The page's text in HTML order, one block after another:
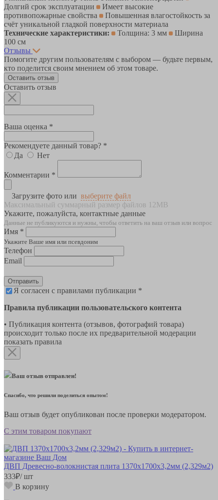
Долгий срок эксплуатации
Имеет высокие
противопожарные свойства
Повышенная влагостойкость за
счёт уникальной гладкой поверхности материала
Технические характеристики:
Толщина: 3 мм
Ширина
100 см
Отзывы
Помогите другим пользователям с выбором — будьте первым,
кто поделится своим мнением об этом товаре.
Оставить отзыв
Оставить отзыв
Ваша оценка *
Рекомендуете данный товар? *
Да
Нет
Комментарии *
Загрузите фото или выберите файл
Максимальный суммарный размер файлов 12MB
Укажите, пожалуйста, контактные данные
Данные не публикуются и нужны, чтобы ответить на ваш отзыв или вопрос
Имя *
Укажите Ваше имя или псевдоним
Телефон
Email
Отправить
Я согласен с правилами публикации *
Правила публикации пользовательского контента
• Публикация контента (отзывов, фотографий товара)
происходит только после их предварительной модерации
показать правила
Ваш отзыв отправлен!
Спасибо, что решили поделиться опытом!
Ваш отзыв будет опубликован после проверки модератором.
С этим товаром покупают
ДВП Древесно-волокнистая плита 1370х1700х3,2мм (2,329м2)
333₽/ шт
В корзину